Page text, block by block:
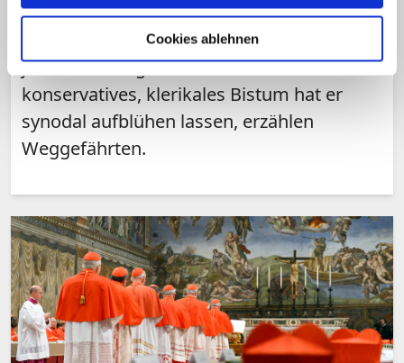
Cookies ablehnen
Peru sieht man das anders: Papst Leo XIV.
ist der erste peruanische Papst! Hier war er
jahrzehntelang Missionar und Bischof. Sein
konservatives, klerikales Bistum hat er
synodal aufblühen lassen, erzählen
Weggefährten.